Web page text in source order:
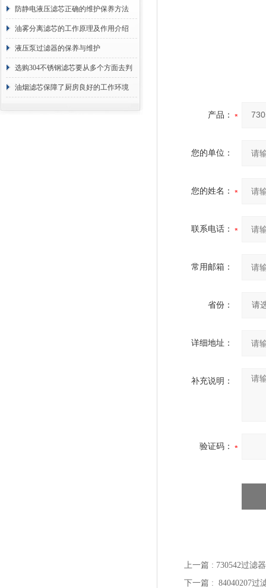
防静电液压滤芯正确的维护保养方法
油雾分离滤芯的工作原理及作用介绍
液压泵过滤器的保养与维护
选购304不锈钢滤芯要从多个方面去判
断
油烟滤芯保障了厨房良好的工作环境
产品：
您的单位：
您的姓名：
联系电话：
常用邮箱：
省份：
详细地址：
补充说明：
验证码：
上一篇 : 730542过滤
下一篇 : 84040207过